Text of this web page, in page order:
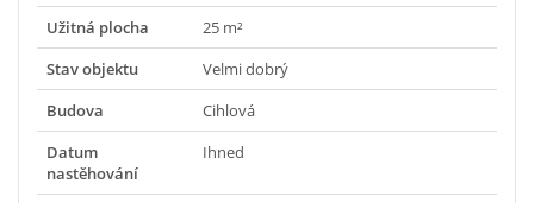
Užitná plocha
25 m²
Stav objektu
Velmi dobrý
Budova
Cihlová
Datum
nastěhování
Ihned